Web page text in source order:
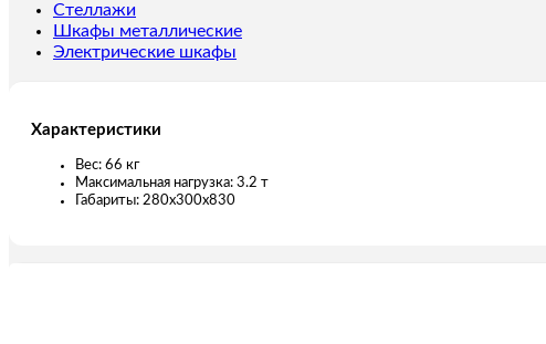
Стеллажи
Шкафы металлические
Электрические шкафы
Характеристики
Вес: 66 кг
Максимальная нагрузка: 3.2 т
Габариты: 280x300x830